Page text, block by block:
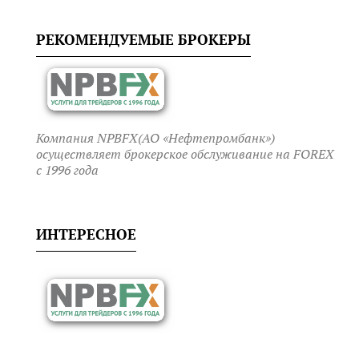
РЕКОМЕНДУЕМЫЕ БРОКЕРЫ
Компания NPBFX(АО «Нефтепромбанк»)
осуществляет брокерское обслуживание на FOREX
c 1996 года
ИНТЕРЕСНОЕ